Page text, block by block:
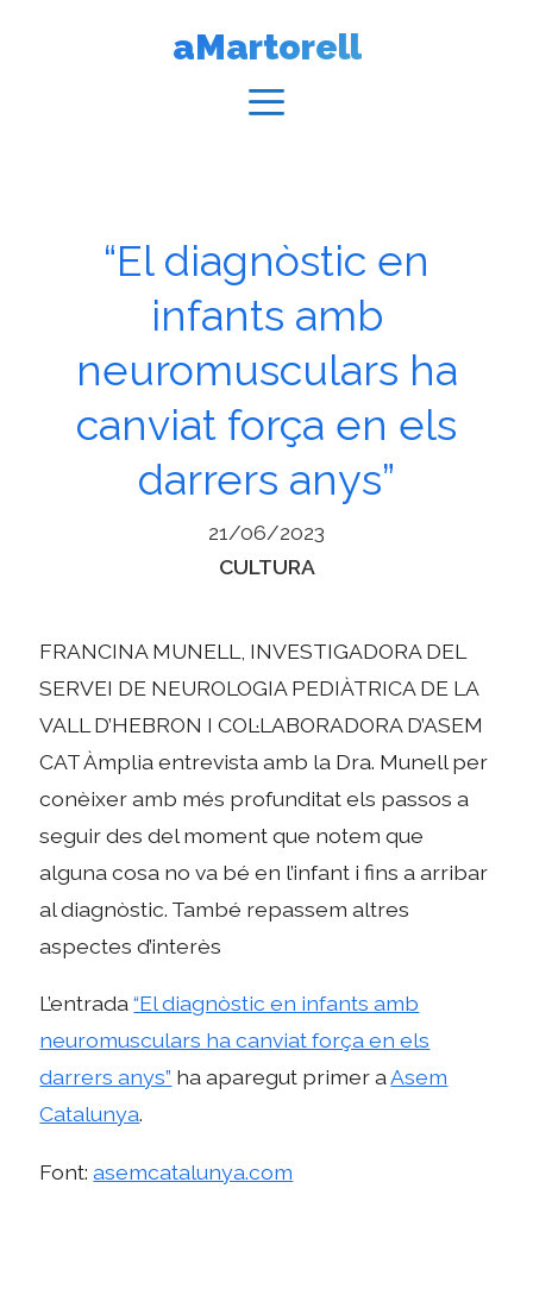
aMartorell
“El diagnòstic en
infants amb
neuromusculars ha
canviat força en els
darrers anys”
21/06/2023
Categories
CULTURA
FRANCINA MUNELL, INVESTIGADORA DEL
SERVEI DE NEUROLOGIA PEDIÀTRICA DE LA
VALL D’HEBRON I COL·LABORADORA D’ASEM
CAT Àmplia entrevista amb la Dra. Munell per
conèixer amb més profunditat els passos a
seguir des del moment que notem que
alguna cosa no va bé en l’infant i fins a arribar
al diagnòstic. També repassem altres
aspectes d’interès
L’entrada“El diagnòstic en infants amb
neuromusculars ha canviat força en els
darrers anys” ha aparegut primer aAsem
Catalunya.
Font:asemcatalunya.com